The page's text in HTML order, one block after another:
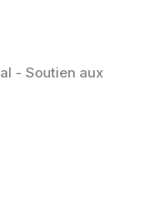
- Soutien aux